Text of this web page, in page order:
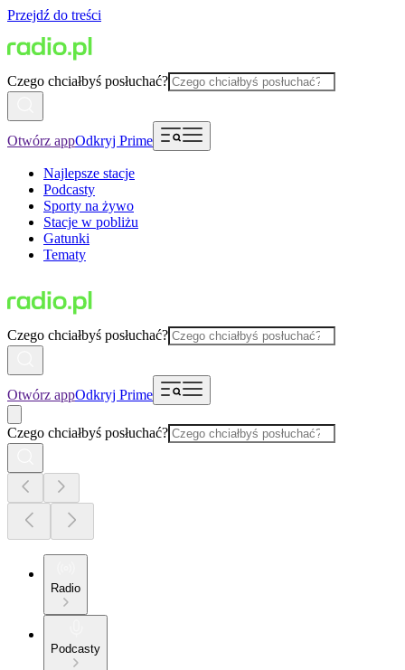
Przejdź do treści
Czego chciałbyś posłuchać?
Otwórz appOdkryj Prime
Najlepsze stacje
Podcasty
Sporty na żywo
Stacje w pobliżu
Gatunki
Tematy
Czego chciałbyś posłuchać?
Otwórz appOdkryj Prime
Czego chciałbyś posłuchać?
Radio
Podcasty